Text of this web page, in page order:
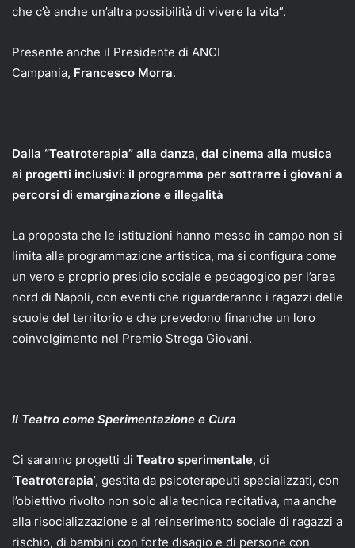
che c’è anche un’altra possibilità di vivere la vita”.
Presente anche il Presidente di ANCI
Campania, Francesco Morra.
Dalla “Teatroterapia” alla danza, dal cinema alla musica
ai progetti inclusivi: il programma per sottrarre i giovani a
percorsi di emarginazione e illegalità
La proposta che le istituzioni hanno messo in campo non si
limita alla programmazione artistica, ma si configura come
un vero e proprio presidio sociale e pedagogico per l’area
nord di Napoli, con eventi che riguarderanno i ragazzi delle
scuole del territorio e che prevedono finanche un loro
coinvolgimento nel Premio Strega Giovani.
Il Teatro come Sperimentazione e Cura
Ci saranno progetti di Teatro sperimentale, di
‘Teatroterapia’, gestita da psicoterapeuti specializzati, con
l’obiettivo rivolto non solo alla tecnica recitativa, ma anche
alla risocializzazione e al reinserimento sociale di ragazzi a
rischio, di bambini con forte disagio e di persone con